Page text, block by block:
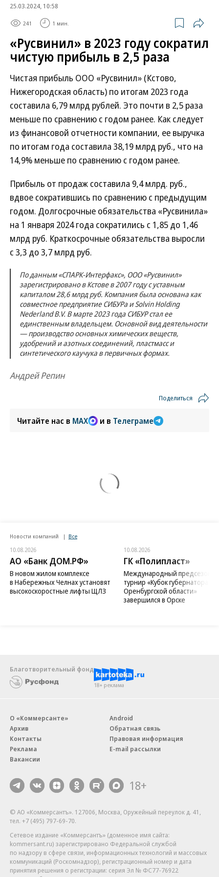
25.03.2024, 10:58
241 1 мин.
«Русвинил» в 2023 году сократил
чистую прибыль в 2,5 раза
Чистая прибыль ООО «Русвинил» (Кстово,
Нижегородская область) по итогам 2023 года
составила 6,79 млрд рублей. Это почти в 2,5 раза
меньше по сравнению с годом ранее. Как следует
из финансовой отчетности компании, ее выручка
по итогам года составила 38,19 млрд руб., что на
14,9% меньше по сравнению с годом ранее.
Прибыль от продаж составила 9,4 млрд. руб.,
вдвое сократившись по сравнению с предыдущим
годом. Долгосрочные обязательства «Русвинила»
на 1 января 2024 года сократились с 1,85 до 1,46
млрд руб. Краткосрочные обязательства выросли
с 3,3 до 3,7 млрд руб.
По данным «СПАРК-Интерфакс», ООО «Русвинил»
зарегистрировано в Кстове в 2007 году с уставным
капиталом 28,6 млрд руб. Компания была основана как
совместное предприятие СИБУРа и Solvin Holding
Nederland B.V. В марте 2023 года СИБУР стал ее
единственным владельцем. Основной вид деятельности
— производство основных химических веществ,
удобрений и азотных соединений, пластмасс и
синтетического каучука в первичных формах.
Андрей Репин
Поделиться
Читайте нас в MAX и в Телеграме
Новости компаний Все
10.08.2026
АО «Банк ДОМ.РФ»
В новом жилом комплексе
в Набережных Челнах установят
высокоскоростные лифты ЩЛЗ
10.08.2026
ГК «Полипласт»
Международный
турнир «Кубок губернатора
Оренбургской области»
завершился в Орске
Благотворительный фонд
18+ реклама
О «Коммерсанте»
Архив
Контакты
Реклама
Вакансии
Android
Обратная связь
Правовая информация
E-mail рассылки
18+
© АО «Коммерсантъ». 127006, Москва, Оружейный переулок д. 41,
тел. +7 (495) 797-69-70.
Сетевое издание «Коммерсантъ» (доменное имя сайта:
kommersant.ru) зарегистрировано Федеральной службой
по надзору в сфере связи, информационных технологий и массовых
коммуникаций (Роскомнадзор), регистрационный номер и дата
принятия решения о регистрации: серия Эл № ФС77-76922